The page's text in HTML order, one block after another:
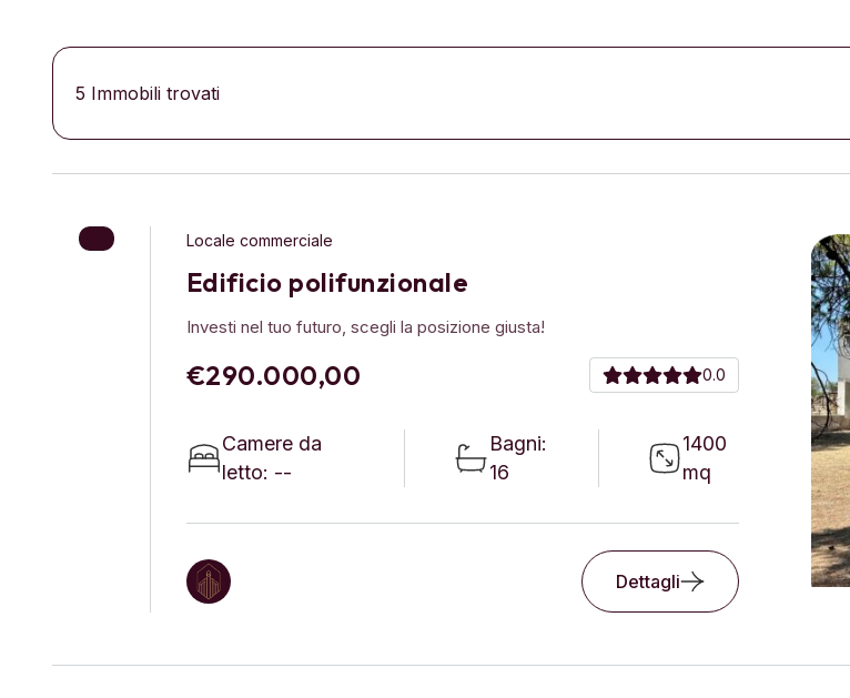
5 Immobili trovati
Locale commerciale
Edificio polifunzionale
Investi nel tuo futuro, scegli la posizione giusta!
€290.000,00 0.0
Camere da
letto: --
Bagni:
16
1400
mq
Dettagli